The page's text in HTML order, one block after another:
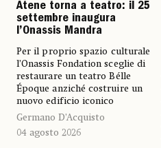
Atene torna a teatro: il 25
settembre inaugura
l’Onassis Mandra
Per il proprio spazio culturale
l’Onassis Fondation sceglie di
restaurare un teatro Bélle
Époque anziché costruire un
nuovo edificio iconico
Germano D’Acquisto
04 agosto 2026